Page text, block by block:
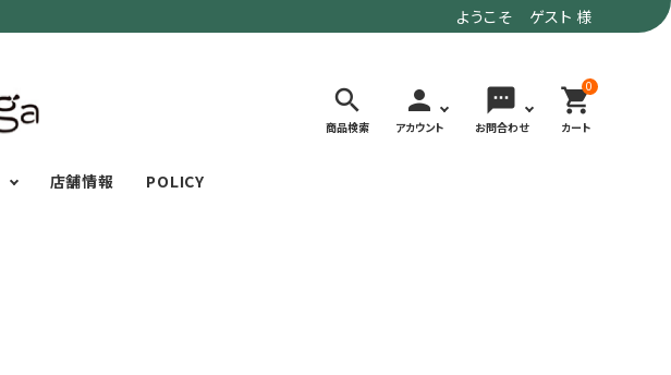
ようこそ ゲスト 様
search
商品検索
person
アカウント
sms
お問合わせ
0
shopping_cart
カート
店舗情報 POLICY